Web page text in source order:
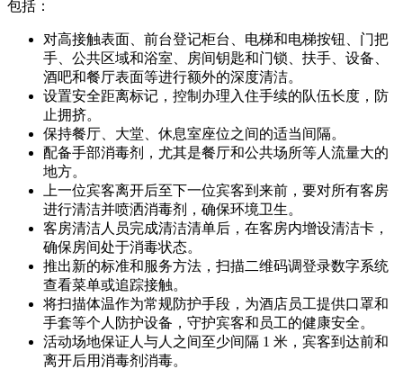
包括：
对高接触表面、前台登记柜台、电梯和电梯按钮、门把
手、公共区域和浴室、房间钥匙和门锁、扶手、设备、
酒吧和餐厅表面等进行额外的深度清洁。
设置安全距离标记，控制办理入住手续的队伍长度，防
止拥挤。
保持餐厅、大堂、休息室座位之间的适当间隔。
配备手部消毒剂，尤其是餐厅和公共场所等人流量大的
地方。
上一位宾客离开后至下一位宾客到来前，要对所有客房
进行清洁并喷洒消毒剂，确保环境卫生。
客房清洁人员完成清洁清单后，在客房内增设清洁卡，
确保房间处于消毒状态。
推出新的标准和服务方法，扫描二维码调登录数字系统
查看菜单或追踪接触。
将扫描体温作为常规防护手段，为酒店员工提供口罩和
手套等个人防护设备，守护宾客和员工的健康安全。
活动场地保证人与人之间至少间隔 1 米，宾客到达前和
离开后用消毒剂消毒。